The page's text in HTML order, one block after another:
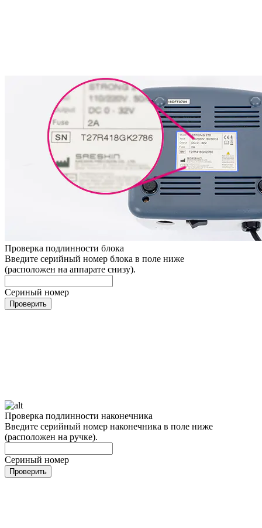
Проверка подлинности блока
Введите серийный номер блока в поле ниже
(расположен на аппарате снизу).
Сериный номер
Проверить
Проверка подлинности наконечника
Введите серийный номер наконечника в поле ниже
(расположен на ручке).
Сериный номер
Проверить